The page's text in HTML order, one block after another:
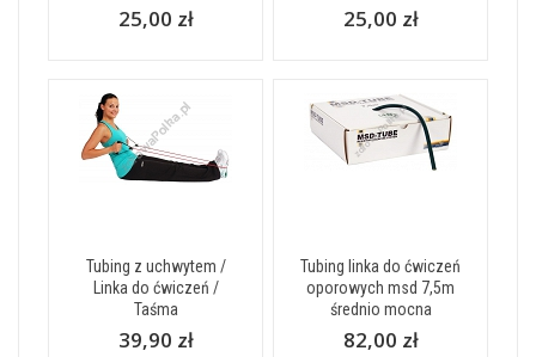
25,00 zł 25,00 zł
Tubing z uchwytem /
Linka do ćwiczeń /
Taśma
39,90 zł
Tubing linka do ćwiczeń
oporowych msd 7,5m
średnio mocna
82,00 zł